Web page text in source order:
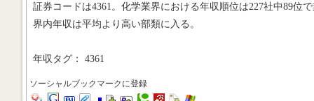
証券コードは4361。化学業界における年収順位は227社中89位
界内年収は平均より高い部類に入る。
年収タグ： 4361
ソーシャルブックマークに登録